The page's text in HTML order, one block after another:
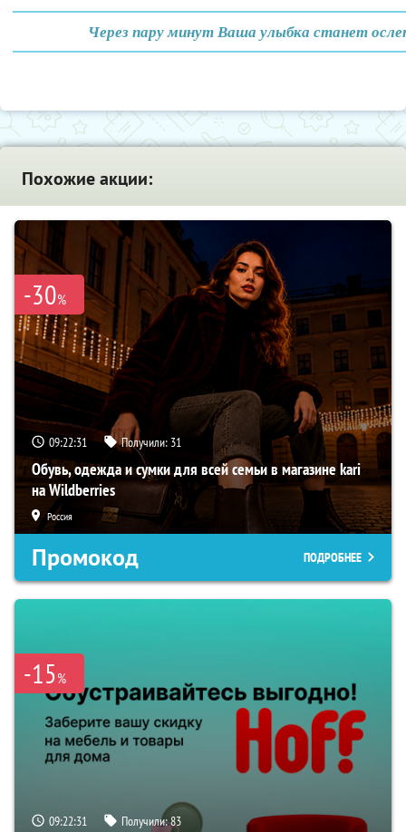
Через пару минут Ваша улыбка станет
Похожие акции:
-30%
09:22:30 Получили: 31
Обувь, одежда и сумки для всей семьи в магазине kari
на Wildberries
Россия
Промокод ПОДРОБНЕЕ
-15%
09:22:30 Получили:83